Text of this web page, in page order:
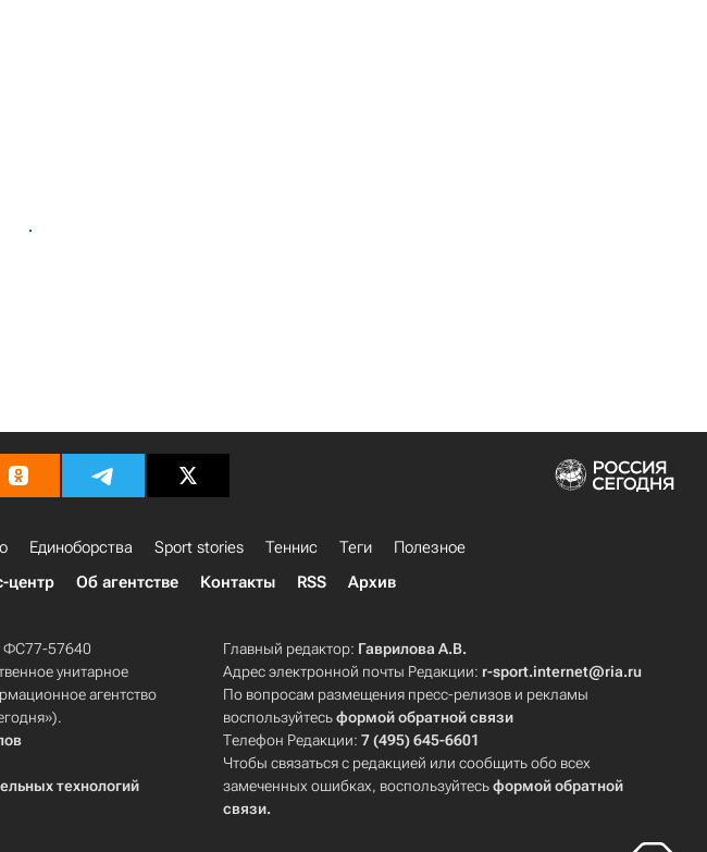
Единоборства Sport stories Теннис Теги
Полезное
центр Об агентстве Контакты RSS Архив
ФС77-57640
унитарное
агентство
технологий
Главный редактор: Гаврилова А.В.
Адрес электронной почты Редакции: r-sport.internet@ria.ru
По вопросам размещения пресс-релизов и рекламы
воспользуйтесьформой обратной связи
Телефон Редакции:7 (495) 645-6601
Чтобы связаться с редакцией или сообщить обо всех
замеченных ошибках, воспользуйтесьформой обратной
связи.